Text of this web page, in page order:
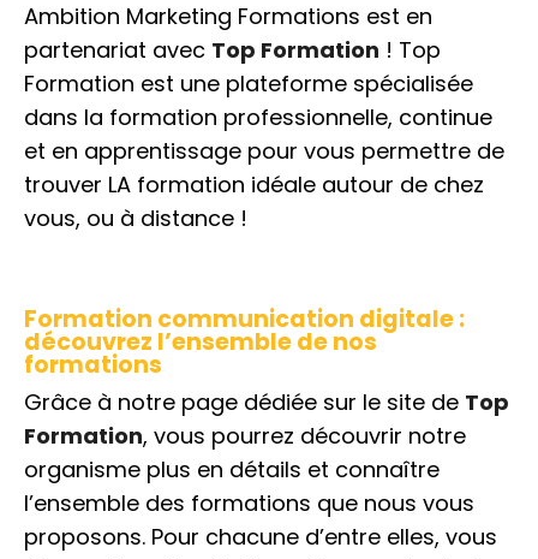
Ambition Marketing Formations est en
partenariat avec Top Formation ! Top
Formation est une plateforme spécialisée
dans la formation professionnelle, continue
et en apprentissage pour vous permettre de
trouver LA formation idéale autour de chez
vous, ou à distance !
Formation communication digitale :
découvrez l’ensemble de nos
formations
Grâce à notre page dédiée sur le site de Top
Formation, vous pourrez découvrir notre
organisme plus en détails et connaître
l’ensemble des formations que nous vous
proposons. Pour chacune d’entre elles, vous